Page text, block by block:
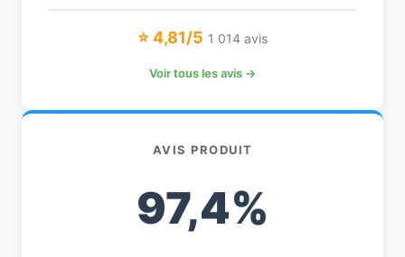
⭐ 4,81/5 1 014 avis
Voir tous les avis →
AVIS PRODUIT
97,4%